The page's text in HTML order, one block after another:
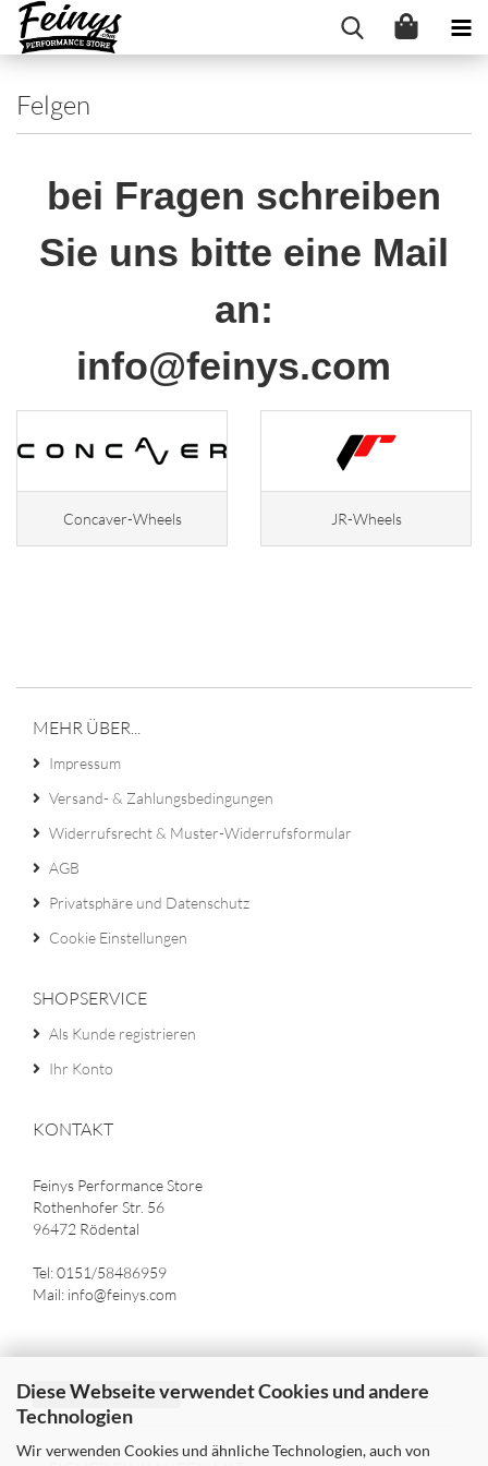
Diese Webseite verwendet Cookies und andere
Technologien
Wir verwenden Cookies und ähnliche Technologien, auch von
Felgen
bei Fragen schreiben
Sie uns bitte eine Mail
an:
info@feinys.com
Concaver-Wheels JR-Wheels
MEHR ÜBER...
Impressum
Versand- & Zahlungsbedingungen
Widerrufsrecht & Muster-Widerrufsformular
AGB
Privatsphäre und Datenschutz
Cookie Einstellungen
SHOPSERVICE
Als Kunde registrieren
Ihr Konto
KONTAKT
Feinys Performance Store
Rothenhofer Str. 56
96472 Rödental
Tel: 0151/58486959
Mail: info@feinys.com
Vertrag widerrufen